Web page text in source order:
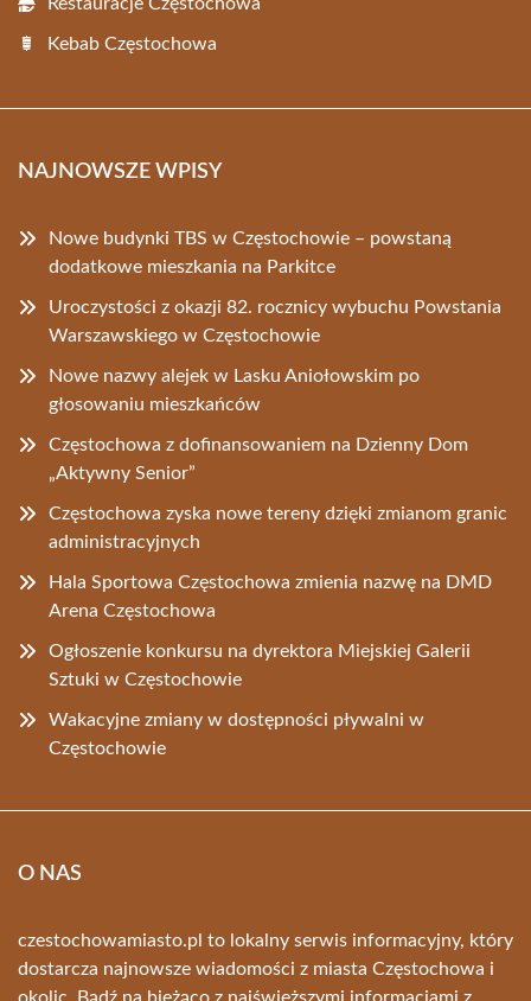
Kebab Częstochowa
NAJNOWSZE WPISY
Nowe budynki TBS w Częstochowie – powstaną
dodatkowe mieszkania na Parkitce
Uroczystości z okazji 82. rocznicy wybuchu Powstania
Warszawskiego w Częstochowie
Nowe nazwy alejek w Lasku Aniołowskim po
głosowaniu mieszkańców
Częstochowa z dofinansowaniem na Dzienny Dom
„Aktywny Senior”
Częstochowa zyska nowe tereny dzięki zmianom granic
administracyjnych
Hala Sportowa Częstochowa zmienia nazwę na DMD
Arena Częstochowa
Ogłoszenie konkursu na dyrektora Miejskiej Galerii
Sztuki w Częstochowie
Wakacyjne zmiany w dostępności pływalni w
Częstochowie
O NAS
czestochowamiasto.pl to lokalny serwis informacyjny, który
dostarcza najnowsze wiadomości z miasta Częstochowa i